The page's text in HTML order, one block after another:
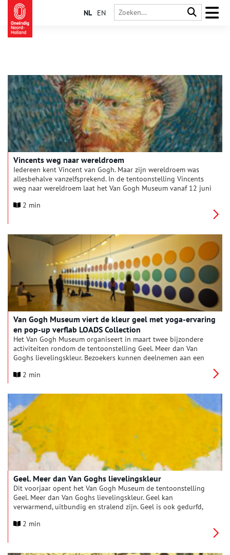
NL EN
Vincents weg naar wereldroem
Iedereen kent Vincent van Gogh. Maar zijn wereldroem was
allesbehalve vanzelfsprekend. In de tentoonstelling Vincents
weg naar wereldroem laat het Van Gogh Museum vanaf 12 juni
erkenning kreeg, kon uitgroeien tot een van de bekendste
beeldvorming.
2 min
Van Gogh Museum viert de kleur geel met yoga-ervaring
en pop-up verflab LOADS Collection
Het Van Gogh Museum organiseert in maart twee bijzondere
activiteiten rondom de tentoonstelling Geel. Meer dan Van
Goghs lievelingskleur. Bezoekers kunnen deelnemen aan een
verflab op het Museumplein, waarin duurzaamheid, zintuiglijke
2 min
Geel. Meer dan Van Goghs lievelingskleur
Dit voorjaar opent het Van Gogh Museum de tentoonstelling
Geel. Meer dan Van Goghs lievelingskleur. Geel kan
verwarmend, uitbundig en stralend zijn. Geel is ook gedurfd,
originele ervaring van deze krachtige kleur – in kunstwerken
2 min